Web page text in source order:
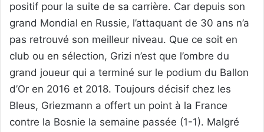
positif pour la suite de sa carrière. Car depuis son
grand Mondial en Russie, l’attaquant de 30 ans n’a
pas retrouvé son meilleur niveau. Que ce soit en
club ou en sélection, Grizi n’est que l’ombre du
grand joueur qui a terminé sur le podium du Ballon
d’Or en 2016 et 2018. Toujours décisif chez les
Bleus, Griezmann a offert un point à la France
contre la Bosnie la semaine passée (1-1). Malgré